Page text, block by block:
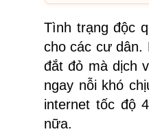
Tình trạng độc
cho các cư dân.
đắt đỏ mà dịch
ngay nỗi khó
internet tốc độ
nữa.